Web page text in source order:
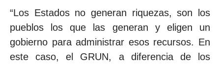
“Los Estados no generan riquezas, son los
pueblos los que las generan y eligen un
gobierno para administrar esos recursos. En
este caso, el GRUN, a diferencia de los